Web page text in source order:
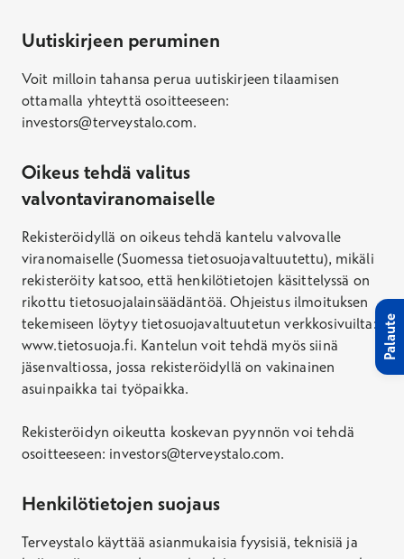
Uutiskirjeen peruminen
Voit milloin tahansa perua uutiskirjeen tilaamisen
ottamalla yhteyttä osoitteeseen:
investors@terveystalo.com.
Oikeus tehdä valitus
valvontaviranomaiselle
Rekisteröidyllä on oikeus tehdä kantelu valvovalle
viranomaiselle (Suomessa tietosuojavaltuutettu), mikäli
rekisteröity katsoo, että henkilötietojen käsittelyssä on
rikottu tietosuojalainsäädäntöä. Ohjeistus ilmoituksen
tekemiseen löytyy tietosuojavaltuutetun verkkosivuilta:
www.tietosuoja.fi. Kantelun voit tehdä myös siinä
jäsenvaltiossa, jossa rekisteröidyllä on vakinainen
asuinpaikka tai työpaikka.
Rekisteröidyn oikeutta koskevan pyynnön voi tehdä
osoitteeseen: investors@terveystalo.com.
Henkilötietojen suojaus
Terveystalo käyttää asianmukaisia fyysisiä, teknisiä ja
Palaute